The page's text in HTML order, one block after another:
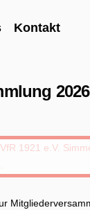
Kontakt
2026